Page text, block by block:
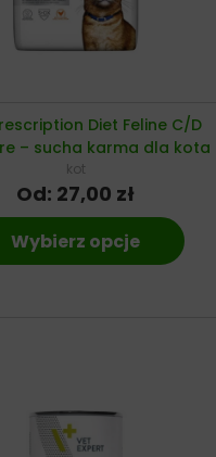
Diet Feline C/D
– sucha karma dla kota
kot
Od: 27,00 zł
Wybierz opcje